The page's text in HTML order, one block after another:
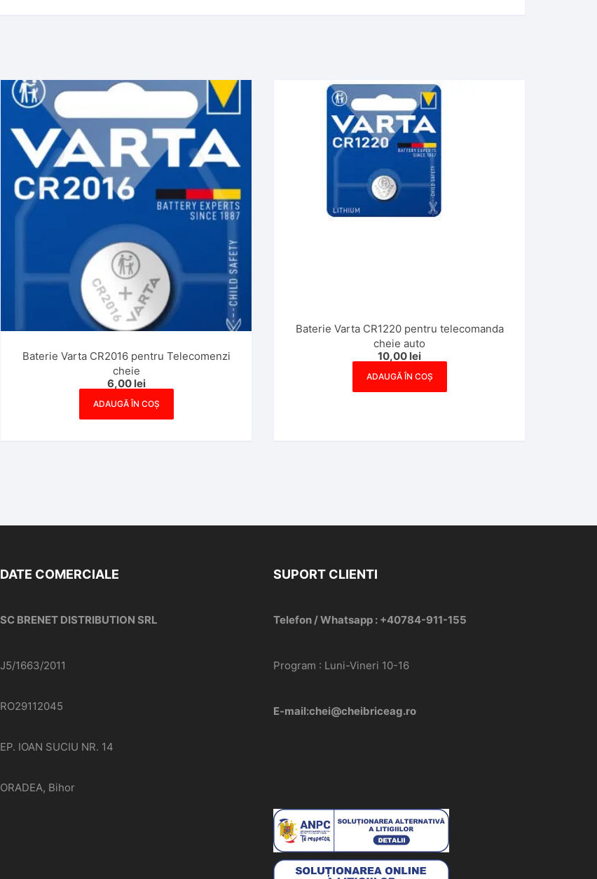
Baterie Varta CR2016 pentru Telecomenzi
cheie
6,00 lei
ADAUGĂ ÎN COȘ
Baterie Varta CR1220 pentru telecomanda
cheie auto
10,00 lei
ADAUGĂ ÎN COȘ
DATE COMERCIALE
SC BRENET DISTRIBUTION SRL
J5/1663/2011
RO29112045
EP. IOAN SUCIU NR. 14
ORADEA, Bihor
SUPORT CLIENTI
Telefon / Whatsapp : +40784-911-155
Program : Luni-Vineri 10-16
E-mail:chei@cheibriceag.ro